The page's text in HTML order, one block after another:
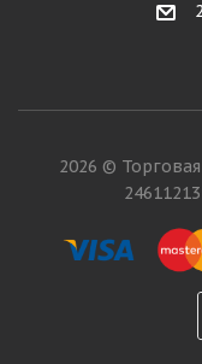
2026 ©